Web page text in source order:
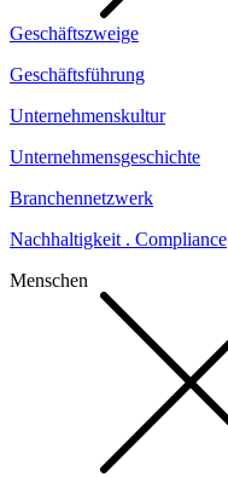
Geschäftszweige
Geschäftsführung
Unternehmenskultur
Unternehmensgeschichte
Branchennetzwerk
Nachhaltigkeit . Compliance
Menschen